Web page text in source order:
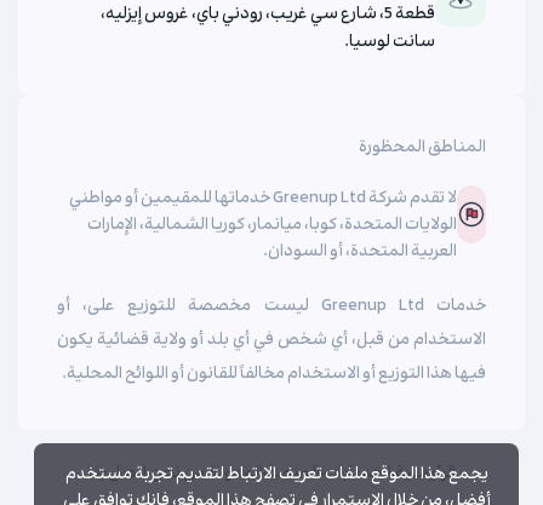
المناطق المحظورة
لا تقدم شركة Greenup Ltd خدماتها للمقيمين أو مواطني
الولايات المتحدة، كوبا، ميانمار، كوريا الشمالية، الإمارات
العربية المتحدة، أو السودان.
خدمات Greenup Ltd ليست مخصصة للتوزيع على، أو
الاستخدام من قبل، أي شخص في أي بلد أو ولاية قضائية يكون
فيها هذا التوزيع أو الاستخدام مخالفاً للقانون أو اللوائح المحلية.
قطعة 5، شارع سي غريب، رودني باي، غروس إيزليه،
سانت لوسيا.
الرئيسيةالحسابات المنصةالمدونةمن نحناتصل بنا
يجمع هذا الموقع ملفات تعريف الارتباط لتقديم تجربة مستخدم